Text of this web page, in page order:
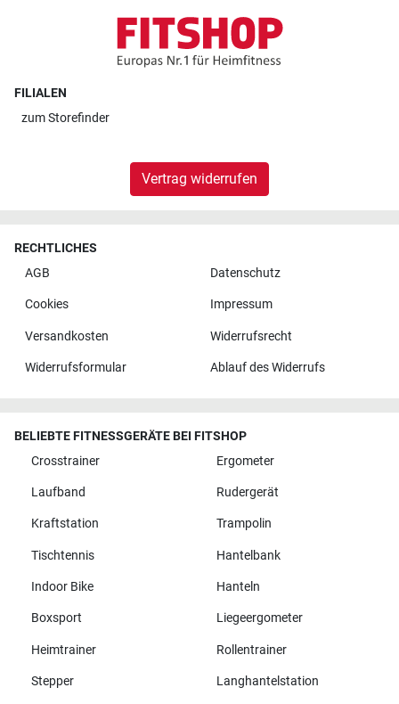
FILIALEN
zumStorefinder
Vertrag widerrufen
RECHTLICHES
AGB
Datenschutz
Cookies Impressum
Versandkosten Widerrufsrecht
Widerrufsformular Ablauf des Widerrufs
BELIEBTE FITNESSGERÄTE BEI FITSHOP
Crosstrainer
Ergometer
Laufband Rudergerät
Kraftstation Trampolin
Tischtennis Hantelbank
Indoor Bike Hanteln
Boxsport Liegeergometer
Heimtrainer Rollentrainer
Stepper Langhantelstation